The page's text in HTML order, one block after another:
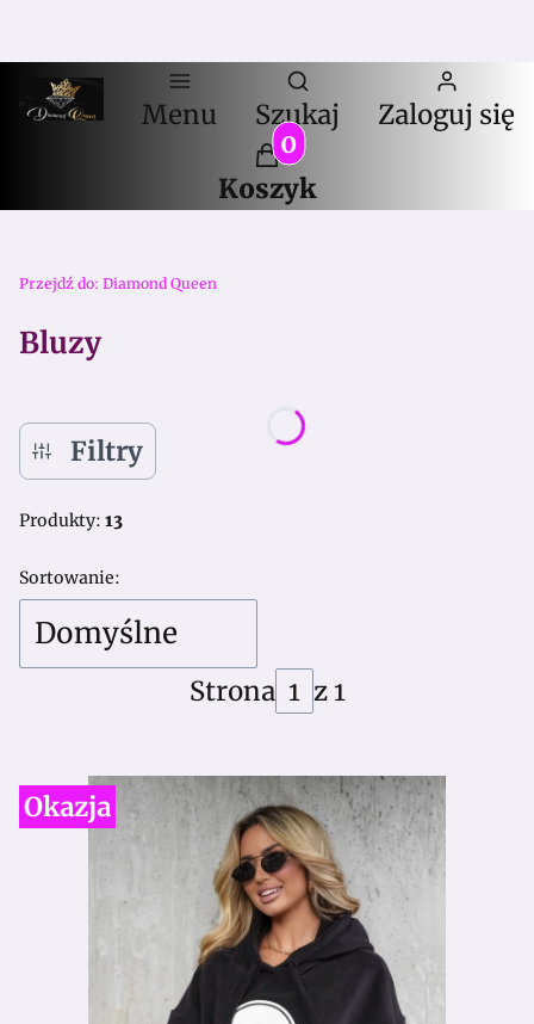
Menu
Otwórz
Szukaj Zaloguj się
Produkty w
Koszyk
Przejdź do: Diamond Queen
Bluzy
Filtry
Produkty: 13
Lista produktów
Sortowanie:
Domyślne
Strona z 1
Okazja